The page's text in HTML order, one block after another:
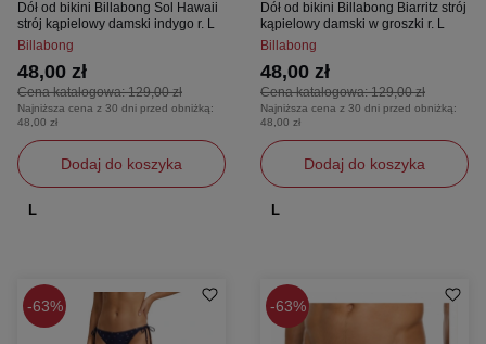
Dół od bikini Billabong Sol Hawaii
strój kąpielowy damski indygo r. L
Billabong
Cena katalogowa:129,00 zł
48,00 zł
Najniższa cena z 30 dni przed obniżką:
48,00 zł
Dodaj do koszyka
L
Dół od bikini Billabong Biarritz strój
kąpielowy damski w groszki r. L
Billabong
Cena katalogowa:129,00 zł
48,00 zł
Najniższa cena z 30 dni przed obniżką:
48,00 zł
Dodaj do koszyka
L
63% 63%